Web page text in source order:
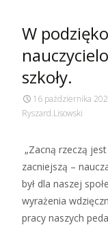
W
szkoły.
16 października
Ryszard.Lisowski
„Zacną rzeczą
zacniejszą –
był dla naszej
wyrażenia
pracy naszych